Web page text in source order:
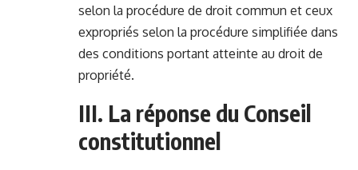
selon la procédure de droit commun et ceux
expropriés selon la procédure simplifiée dans
des conditions portant atteinte au droit de
propriété.
III. La réponse du Conseil
constitutionnel